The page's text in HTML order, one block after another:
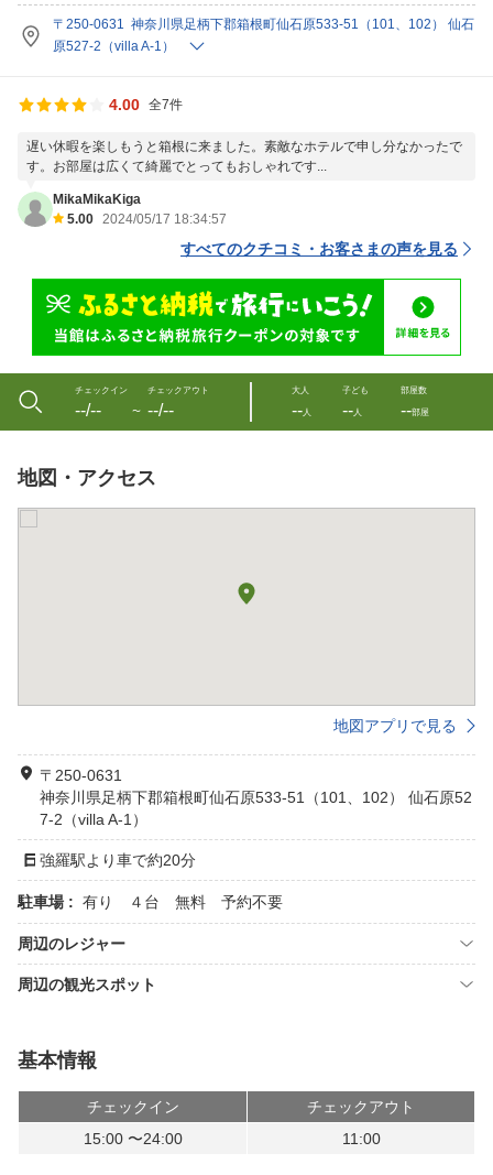
〒250-0631 神奈川県足柄下郡箱根町仙石原533-51（101、102） 仙石
原527-2（villa A-1）
4.00 全7件
遅い休暇を楽しもうと箱根に来ました。素敵なホテルで申し分なかったで
す。お部屋は広くて綺麗でとってもおしゃれです...
MikaMikaKiga
5.00 2024/05/17 18:34:57
すべてのクチコミ・お客さまの声を見る
チェックイン
--/-- 〜
チェックアウト
--/--
大人
--人
子ども
--人
部屋数
--部屋
地図・アクセス
地図アプリで見る
〒250-0631
神奈川県足柄下郡箱根町仙石原533-51（101、102） 仙石原52
7-2（villa A-1）
強羅駅より車で約20分
駐車場 : 有り ４台 無料 予約不要
周辺のレジャー
周辺の観光スポット
基本情報
チェックイン
チェックアウト
15:00 〜24:00
11:00